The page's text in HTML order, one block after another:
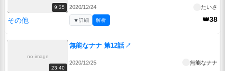
9:35 2020/12/24 たいさ
その他 👑38
▼詳細 解析
no image
23:40
無能なナナ 第12話 ↗
2020/12/25 無能なナナ